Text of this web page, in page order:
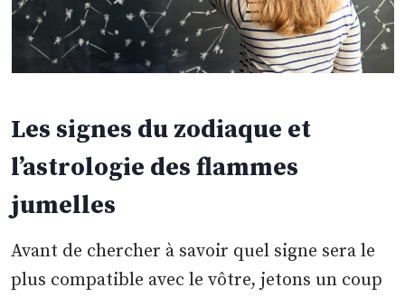
Les signes du zodiaque et
l’astrologie des flammes
jumelles
Avant de chercher à savoir quel signe sera le
plus compatible avec le vôtre, jetons un coup